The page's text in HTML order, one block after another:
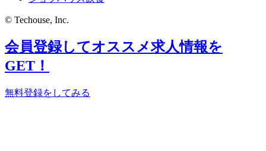
© Techouse, Inc.
会員登録してオススメ求人情報を
GET！
無料登録をしてみる